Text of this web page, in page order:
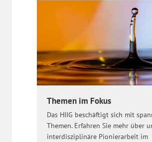
Themen im Fokus
Das HIIG beschäftigt sich mit
Themen. Erfahren Sie mehr über
interdisziplinäre Pionierarbeit im